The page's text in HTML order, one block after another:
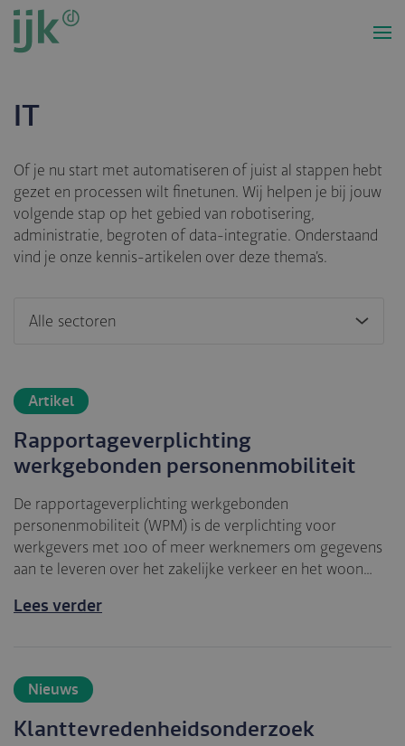
Overslaan
naar
IT
Of je nu start met automatiseren of juist al stappen hebt
gezet en processen wilt finetunen. Wij helpen je bij jouw
volgende stap op het gebied van robotisering,
administratie, begroten of data-integratie. Onderstaand
vind je onze kennis-artikelen over deze thema’s.
Artikel
Rapportageverplichting
werkgebonden personenmobiliteit
De rapportageverplichting werkgebonden
personenmobiliteit (WPM) is de verplichting voor
werkgevers met 100 of meer werknemers om gegevens
aan te leveren over het zakelijke verkeer en het woon…
Lees verder
Nieuws
Klanttevredenheidsonderzoek